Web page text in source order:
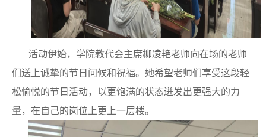
活动伊始， 学院教代会主席柳凌艳老师向在场的老师
们送上诚挚的节日问候和祝福。她希望老师们享受这段轻
松愉悦的节日活动，以更饱满的状态迸发出更强大的力
量，在自己的岗位上更上一层楼。